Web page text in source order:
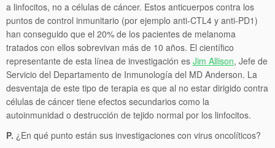
a linfocitos, no a células de cáncer. Estos anticuerpos contra los
puntos de control inmunitario (por ejemplo anti-CTL4 y anti-PD1)
han conseguido que el 20% de los pacientes de melanoma
tratados con ellos sobrevivan más de 10 años. El científico
representante de esta línea de investigación es Jim Allison, Jefe de
Servicio del Departamento de Inmunología del MD Anderson. La
desventaja de este tipo de terapia es que al no estar dirigido contra
células de cáncer tiene efectos secundarios como la
autoinmunidad o destrucción de tejido normal por los linfocitos.
P. ¿En qué punto están sus investigaciones con virus oncolíticos?